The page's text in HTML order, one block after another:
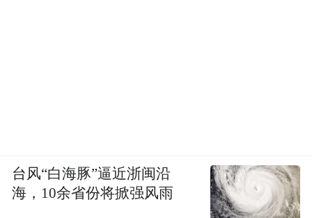
台风“白海豚”逼近浙闽沿
海，10余省份将掀强风雨